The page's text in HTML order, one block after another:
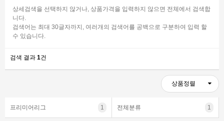
상세검색을 선택하지 않거나, 상품가격을 입력하지 않으면 전체에서 검색합
니다.
검색어는 최대 30글자까지, 여러개의 검색어를 공백으로 구분하여 입력 할
수 있습니다.
검색 결과 1건
상품정렬
프리미어리그 1 전체분류 1